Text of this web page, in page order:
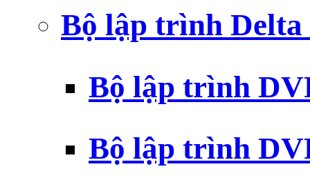
Bộ lập trình
Bộ lập trình
Bộ lập trình